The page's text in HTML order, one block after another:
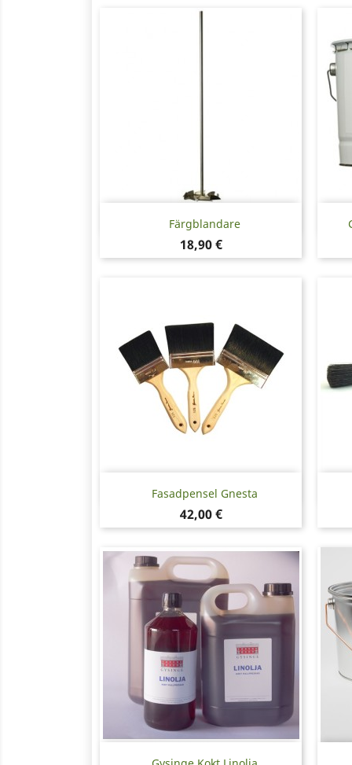
Färgblandare
Pris
18,90 €
Snabbvy
Fasadpensel Gnesta
Pris
42,00 €
Snabbvy
Snabbvy